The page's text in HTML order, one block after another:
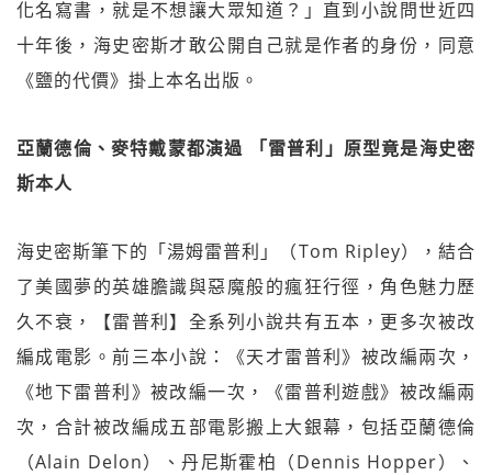
化名寫書，就是不想讓大眾知道？」直到小說問世近四
十年後，海史密斯才敢公開自己就是作者的身份，同意
《鹽的代價》掛上本名出版。
亞蘭德倫、麥特戴蒙都演過 「雷普利」原型竟是海史密
斯本人
海史密斯筆下的「湯姆雷普利」（Tom Ripley），結合
了美國夢的英雄膽識與惡魔般的瘋狂行徑，角色魅力歷
久不衰，【雷普利】全系列小說共有五本，更多次被改
編成電影。前三本小說：《天才雷普利》被改編兩次，
《地下雷普利》被改編一次，《雷普利遊戲》被改編兩
次，合計被改編成五部電影搬上大銀幕，包括亞蘭德倫
（Alain Delon）、丹尼斯霍柏（Dennis Hopper）、